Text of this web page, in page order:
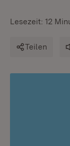
Lesezeit: 12
Teilen